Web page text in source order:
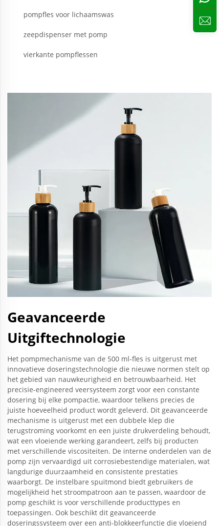
pompfles voor lichaamswas
zeepdispenser met pomp
vierkante pompflessen
Geavanceerde
Uitgiftechnologie
Het pompmechanisme van de 500 ml-fles is uitgerust met
innovatieve doseringstechnologie die nieuwe normen stelt op
het gebied van nauwkeurigheid en betrouwbaarheid. Het
precisie-engineered veersysteem zorgt voor een constante
dosering bij elke pompactie, waardoor telkens precies de
juiste hoeveelheid product wordt geleverd. Dit geavanceerde
mechanisme is uitgerust met een dubbele klep die
terugstroming voorkomt en een juiste drukverdeling behoudt,
wat een vloeiende werking garandeert, zelfs bij producten
met verschillende viscositeiten. De interne onderdelen van de
pomp zijn vervaardigd uit corrosiebestendige materialen, wat
langdurige duurzaamheid en consistente prestaties
waarborgt. De instelbare spuitmond biedt gebruikers de
mogelijkheid het stroompatroon aan te passen, waardoor de
pomp geschikt is voor verschillende producttypes en
toepassingen. Ook beschikt dit geavanceerde
doseringssysteem over een anti-blokkeerfunctie die vloeiend